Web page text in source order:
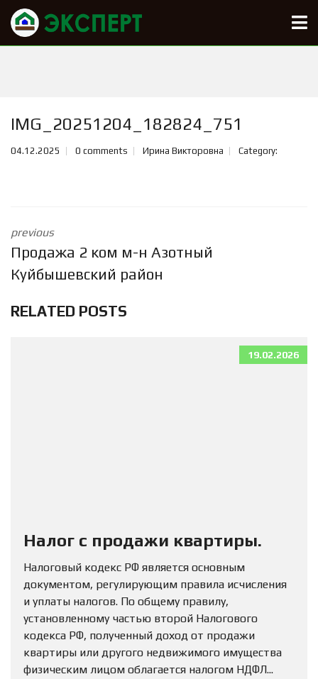
IMG_20251204_182824_751
04.12.2025 0 comments Ирина Викторовна Category:
previous
Продажа 2 ком м-н Азотный
Куйбышевский район
RELATED POSTS
19.02.2026
Налог с продажи квартиры.
Налоговый кодекс РФ является основным
документом, регулирующим правила исчисления
и уплаты налогов. По общему правилу,
установленному частью второй Налогового
кодекса РФ, полученный доход от продажи
квартиры или другого недвижимого имущества
физическим лицом облагается налогом НДФЛ...